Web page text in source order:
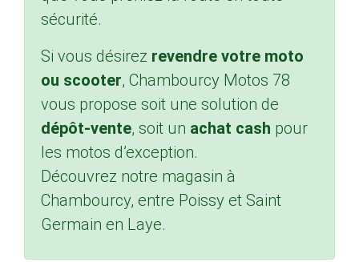
sécurité.
Si vous désirez revendre votre moto
ou scooter, Chambourcy Motos 78
vous propose soit une solution de
dépôt-vente, soit un achat cash pour
les motos d’exception.
Découvrez notre magasin à
Chambourcy, entre Poissy et Saint
Germain en Laye.